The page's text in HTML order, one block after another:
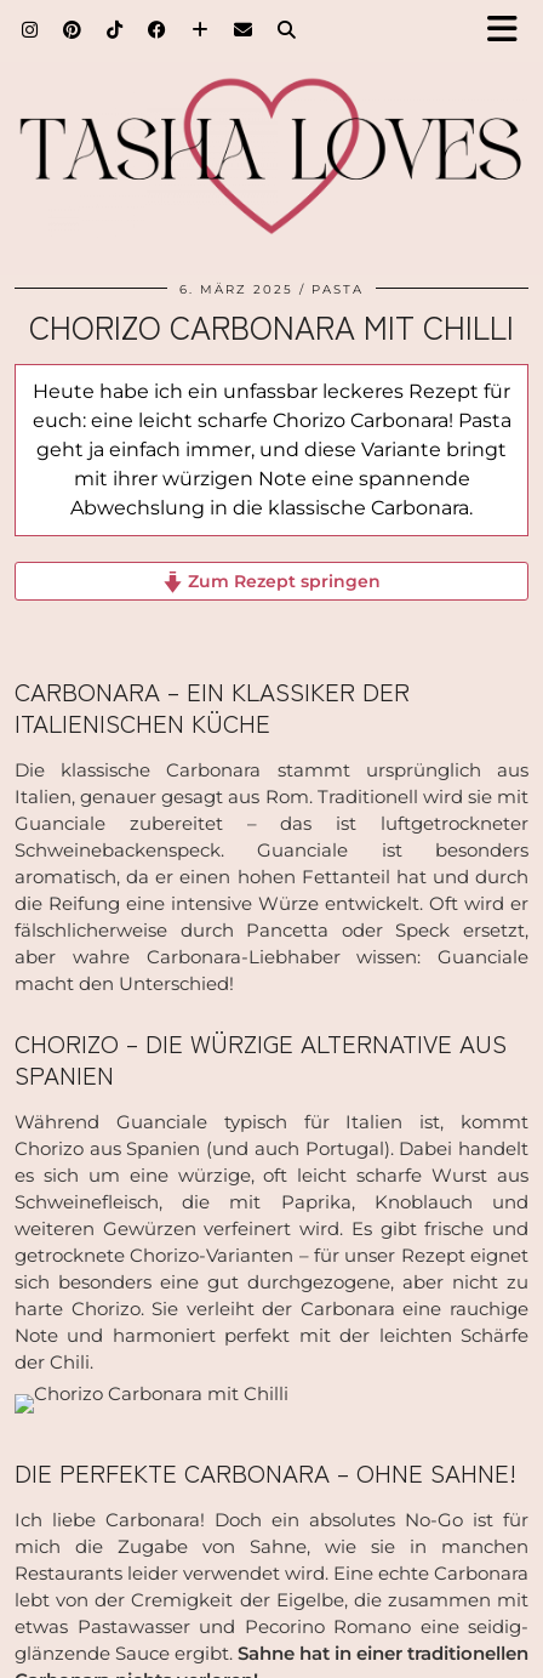
6. MÄRZ 2025 PASTA
CHORIZO CARBONARA MIT CHILLI
Heute habe ich ein unfassbar leckeres Rezept für
euch: eine leicht scharfe Chorizo Carbonara! Pasta
geht ja einfach immer, und diese Variante bringt
mit ihrer würzigen Note eine spannende
Abwechslung in die klassische Carbonara.
Zum Rezept springen
CARBONARA – EIN KLASSIKER DER
ITALIENISCHEN KÜCHE
Die klassische Carbonara stammt ursprünglich aus
Italien, genauer gesagt aus Rom. Traditionell wird sie mit
Guanciale zubereitet – das ist luftgetrockneter
Schweinebackenspeck. Guanciale ist besonders
aromatisch, da er einen hohen Fettanteil hat und durch
die Reifung eine intensive Würze entwickelt. Oft wird er
fälschlicherweise durch Pancetta oder Speck ersetzt,
aber wahre Carbonara-Liebhaber wissen: Guanciale
macht den Unterschied!
CHORIZO – DIE WÜRZIGE ALTERNATIVE AUS
SPANIEN
Während Guanciale typisch für Italien ist, kommt
Chorizo aus Spanien (und auch Portugal). Dabei handelt
es sich um eine würzige, oft leicht scharfe Wurst aus
Schweinefleisch, die mit Paprika, Knoblauch und
weiteren Gewürzen verfeinert wird. Es gibt frische und
getrocknete Chorizo-Varianten – für unser Rezept eignet
sich besonders eine gut durchgezogene, aber nicht zu
harte Chorizo. Sie verleiht der Carbonara eine rauchige
Note und harmoniert perfekt mit der leichten Schärfe
der Chili.
DIE PERFEKTE CARBONARA – OHNE SAHNE!
Ich liebe Carbonara! Doch ein absolutes No-Go ist für
mich die Zugabe von Sahne, wie sie in manchen
Restaurants leider verwendet wird. Eine echte Carbonara
lebt von der Cremigkeit der Eigelbe, die zusammen mit
etwas Pastawasser und Pecorino Romano eine seidig-
glänzende Sauce ergibt. Sahne hat in einer traditionellen